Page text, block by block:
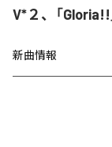
V*２、「
新曲情報